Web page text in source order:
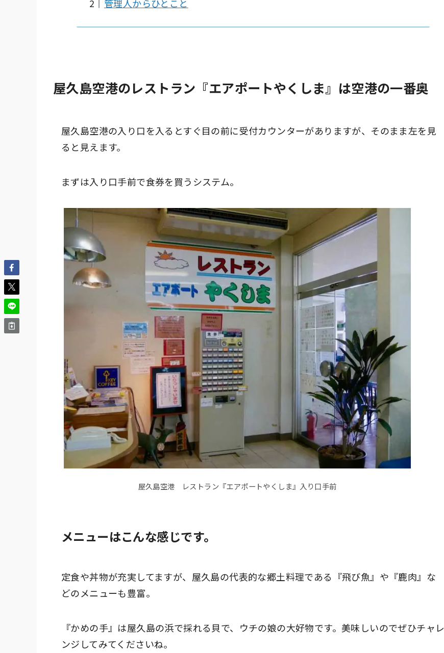
管理人からひとこと
屋久島空港のレストラン『エアポートやくしま』は空港の一番奥
屋久島空港の入り口を入るとすぐ目の前に受付カウンターがありますが、そのまま左を見
ると見えます。
まずは入り口手前で食券を買うシステム。
屋久島空港 レストラン『エアポートやくしま』入り口手前
メニューはこんな感じです。
定食や丼物が充実してますが、屋久島の代表的な郷土料理である『飛び魚』や『鹿肉』な
どのメニューも豊富。
『かめの手』は屋久島の浜で採れる貝で、ウチの娘の大好物です。美味しいのでぜひチャレ
ンジしてみてくださいね。